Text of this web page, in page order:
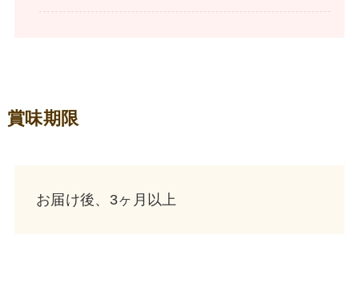
賞味期限
お届け後、3ヶ月以上